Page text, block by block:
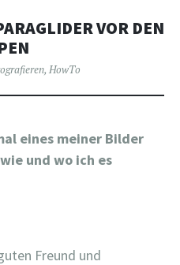
VOR DEN
, HowTo
eines meiner Bilder
und wo ich es
Freund und